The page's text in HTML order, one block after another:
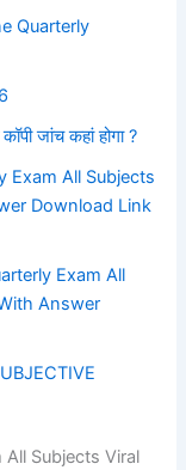
Quarterly
कॉपी जांच कहां होगा ?
Exam All Subjects
Download Link
Exam All
Answer
Subjects Viral